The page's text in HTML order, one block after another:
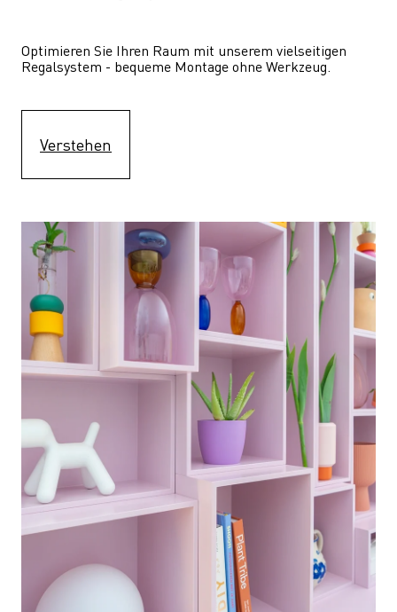
Optimieren Sie Ihren Raum mit unserem vielseitigen
Regalsystem - bequeme Montage ohne Werkzeug.
Verstehen